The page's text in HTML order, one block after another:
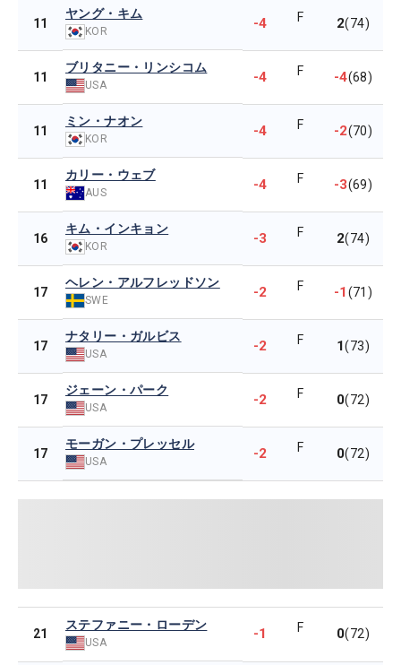
11
ヤング・キム
KOR -4 F 2(74)
11
ブリタニー・リンシコム
USA -4 F -4(68)
11
ミン・ナオン
KOR -4 F -2(70)
11
カリー・ウェブ
AUS -4 F -3(69)
16
キム・インキョン
KOR -3 F 2(74)
17
ヘレン・アルフレッドソン
SWE -2 F -1(71)
17
ナタリー・ガルビス
USA -2 F 1(73)
17
ジェーン・パーク
USA -2 F 0(72)
17
モーガン・プレッセル
USA -2 F 0(72)
21
ステファニー・ローデン
USA
-1 F 0(72)